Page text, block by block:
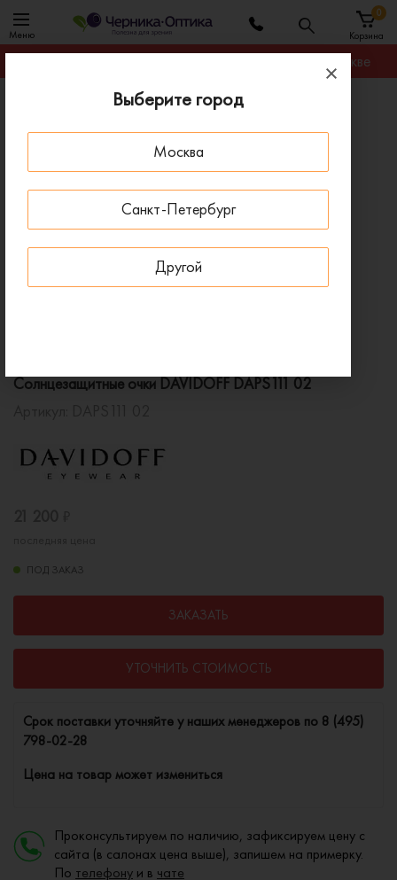
Выберите город
Москва
Санкт-Петербург
Другой
Меню Корзина
0
Гарантируем лучшую цену на любую оправу в Москве
Солнцезащитные очки
Солнцезащитные очки DAVIDOFF DAPS111 02
Солнцезащитные очки DAVIDOFF DAPS111 02
ПОД ЗАКАЗ
ЗАКАЗАТЬ
УТОЧНИТЬ СТОИМОСТЬ
Cрок поставки уточняйте у наших менеджеров по 8 (495)
798-02-28
Цена на товар может измениться
Проконсультируем по наличию, зафиксируем цену с
сайта (в салонах цена выше), запишем на примерку.
По телефону и в чате
ПОД ЗАКАЗ